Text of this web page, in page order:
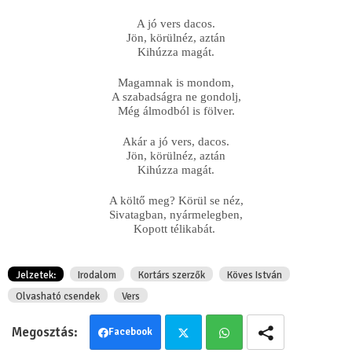
A jó vers dacos.
Jön, körülnéz, aztán
Kihúzza magát.
Magamnak is mondom,
A szabadságra ne gondolj,
Még álmodból is fölver.
Akár a jó vers, dacos.
Jön, körülnéz, aztán
Kihúzza magát.
A költő meg? Körül se néz,
Sivatagban, nyármelegben,
Kopott télikabát.
Jelzetek: Irodalom Kortárs szerzők
Köves István
Olvasható csendek
Vers
Facebook